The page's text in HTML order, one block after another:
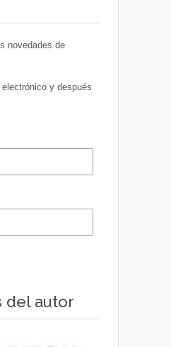
novedades de
electrónico y después
del autor